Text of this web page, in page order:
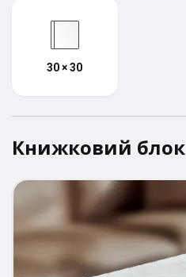
30 × 30
Книжковий блок